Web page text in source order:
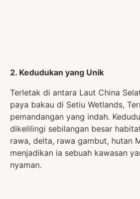
2. Kedudukan yang Unik
Terletak di antara Laut China
paya bakau di Setiu Wetlands,
pemandangan yang indah.
dikelilingi sebilangan besar
rawa, delta, rawa gambut, hutan
menjadikan ia sebuah kawasan
nyaman.